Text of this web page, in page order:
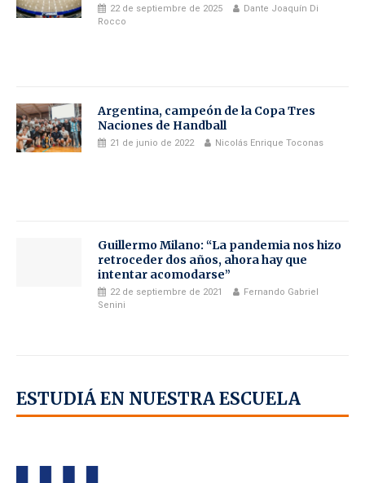
22 de septiembre de 2025
Dante Joaquín Di
Rocco
Argentina, campeón de la Copa Tres
Naciones de Handball
21 de junio de 2022 Nicolás Enrique Toconas
Guillermo Milano: “La pandemia nos hizo
retroceder dos años, ahora hay que
intentar acomodarse”
22 de septiembre de 2021
Fernando Gabriel
Senini
ESTUDIÁ EN NUESTRA ESCUELA